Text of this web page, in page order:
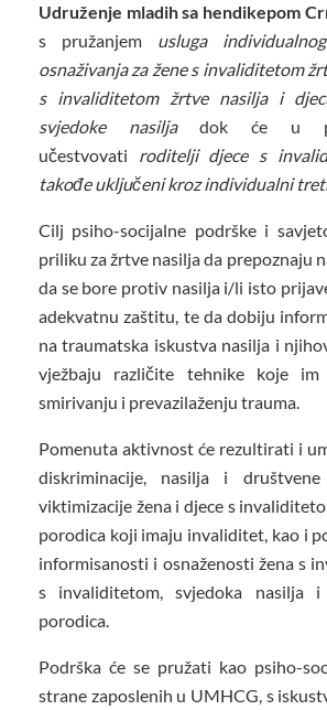
Udruženje mladih sa hendikepom
s pružanjem usluga
osnaživanja za žene s invaliditetom
s invaliditetom žrtve nasilja i
svjedoke nasiljadok će u
učestvovati roditelji djece s
takođe uključeni kroz individualni
Cilj psiho-socijalne podrške i
priliku za žrtve nasilja da prepoznaju
da se bore protiv nasilja i/li isto
adekvatnu zaštitu, te da dobiju
na traumatska iskustva nasilja i
vježbaju različite tehnike koje
smirivanju i prevazilaženju trauma.
Pomenuta aktivnost će rezultirati i
diskriminacije, nasilja i
viktimizacije žena i djece s
porodica koji imaju invaliditet, kao i
informisanosti i osnaženosti žena s
s invaliditetom, svjedoka nasilja
porodica.
Podrška će se pružati kao psiho-
strane zaposlenih u UMHCG, s